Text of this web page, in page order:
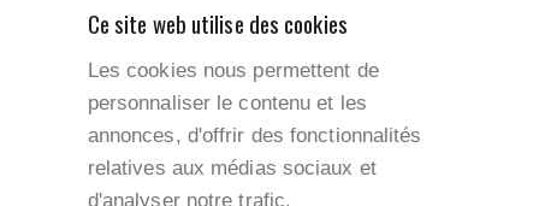
Ce site web utilise des cookies
Les cookies nous permettent de
personnaliser le contenu et les
annonces, d'offrir des fonctionnalités
relatives aux médias sociaux et
d'analyser notre trafic.
Accès rapides